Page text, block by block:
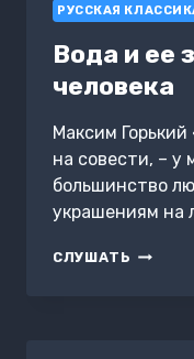
РУССКАЯ
Вода и ее
человека
Максим
на совести, – у
большинство
украшениям на
СЛУШАТЬ ВОДА